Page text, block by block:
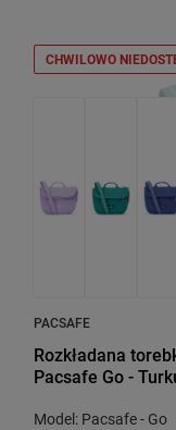
CHWILOWO
PACSAFE
Rozkładana
Pacsafe Go -
Model: Pacsafe - Go